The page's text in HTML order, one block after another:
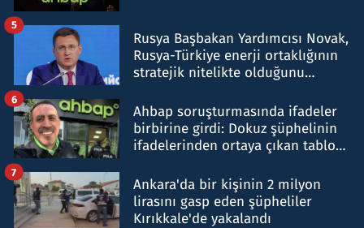
Rusya Başbakan Yardımcısı Novak,
Rusya-Türkiye enerji ortaklığının
stratejik nitelikte olduğunu
5
Ahbap soruşturmasında ifadeler
birbirine girdi: Dokuz şüphelinin
ifadelerinden ortaya çıkan tablo
6
Ankara'da bir kişinin 2 milyon
lirasını gasp eden şüpheliler
Kırıkkale'de yakalandı
7